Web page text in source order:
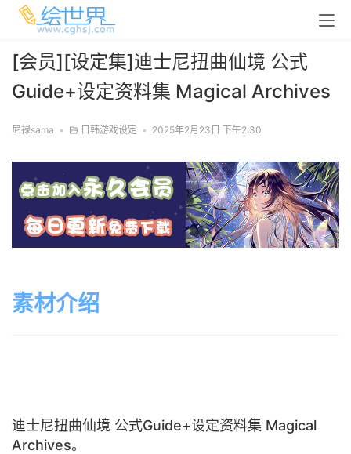
[会员][设定集]迪士尼扭曲仙境 公式
Guide+设定资料集 Magical Archives
尼禄sama • 日韩游戏设定 • 2025年2月23日 下午2:30
素材介绍
迪士尼扭曲仙境 公式Guide+设定资料集 Magical
Archives。